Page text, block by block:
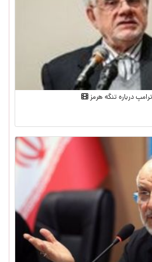
درباره تنگه هرمز